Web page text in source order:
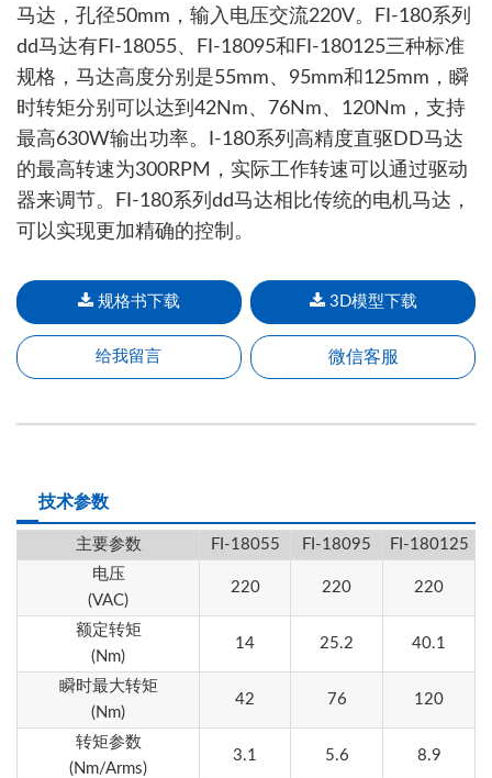
马达，孔径50mm，输入电压交流220V。FI-180系列
dd马达有FI-18055、FI-18095和FI-180125三种标准
规格，马达高度分别是55mm、95mm和125mm，瞬
时转矩分别可以达到42Nm、76Nm、120Nm，支持
最高630W输出功率。I-180系列高精度直驱DD马达
的最高转速为300RPM，实际工作转速可以通过驱动
器来调节。FI-180系列dd马达相比传统的电机马达，
可以实现更加精确的控制。
规格书下载 3D模型下载
给我留言 微信客服
技术参数
主要参数 FI-18055 FI-18095
FI-180125
电压
(VAC)
220 220 220
额定转矩
(Nm)
14 25.2 40.1
瞬时最大转矩
(Nm)
42 76 120
转矩参数
(Nm/Arms)
3.1 5.6 8.9